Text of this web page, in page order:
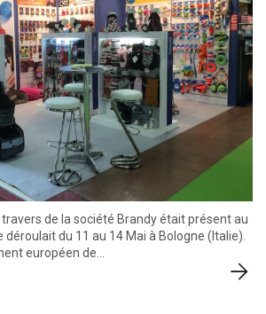
travers de la société Brandy était présent au
du 11 au 14 Mai à Bologne (Italie).
européen de…